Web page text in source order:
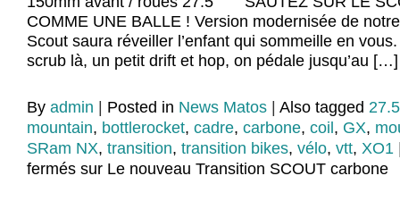
COMME UNE BALLE ! Version modernisée de
Scout saura réveiller l’enfant qui sommeille en
scrub là, un petit drift et hop, on pédale jusqu’au […]
By admin Posted in News Matos Also tagged
mountain, bottlerocket, cadre, carbone, coil , GX,
SRam NX, transition, transition bikes, vélo, vtt, XO1
fermés sur Le nouveau Transition SCOUT carbone